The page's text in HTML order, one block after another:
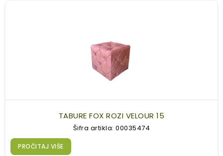
TABURE FOX ROZI VELOUR 15
Šifra artikla: 00035474
PROČITAJ VIŠE